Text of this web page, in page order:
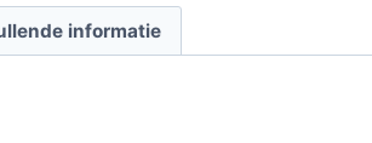
informatie